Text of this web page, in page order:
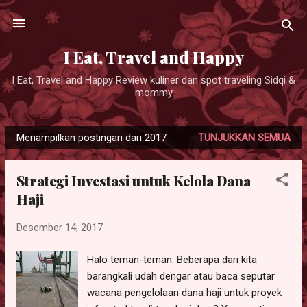
Langsung ke konten utama
I Eat, Travel and Happy
I Eat, Travel and Happy Review kuliner dan spot traveling Sidqi &
mommy
P
o
Menampilkan postingan dari 2017 TUNJUKKAN SEMUA
Strategi Investasi untuk Kelola Dana
Haji
Desember 14, 2017
Halo teman-teman. Beberapa dari kita
barangkali udah dengar atau baca seputar
wacana pengelolaan dana haji untuk proyek